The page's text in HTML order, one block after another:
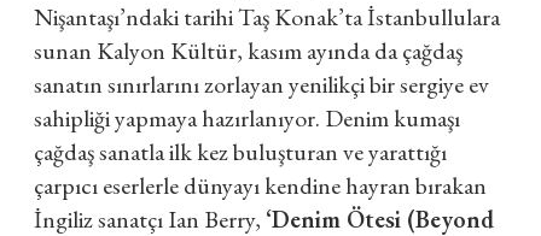
Nişantaşı’ndaki tarihi Taş Konak’ta İstanbullulara
sunan Kalyon Kültür, kasım ayında da çağdaş
sanatın sınırlarını zorlayan yenilikçi bir sergiye ev
sahipliği yapmaya hazırlanıyor. Denim kumaşı
çağdaş sanatla ilk kez buluşturan ve yarattığı
çarpıcı eserlerle dünyayı kendine hayran bırakan
İngiliz sanatçı Ian Berry, ‘Denim Ötesi (Beyond